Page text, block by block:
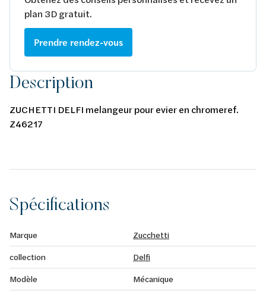
plan 3D gratuit.
Prendre rendez-vous
Description
ZUCHETTI DELFI melangeur pour evier en chromeref.
Z46217
Spécifications
Marque
Zucchetti
collection
Delfi
Modèle
Mécanique